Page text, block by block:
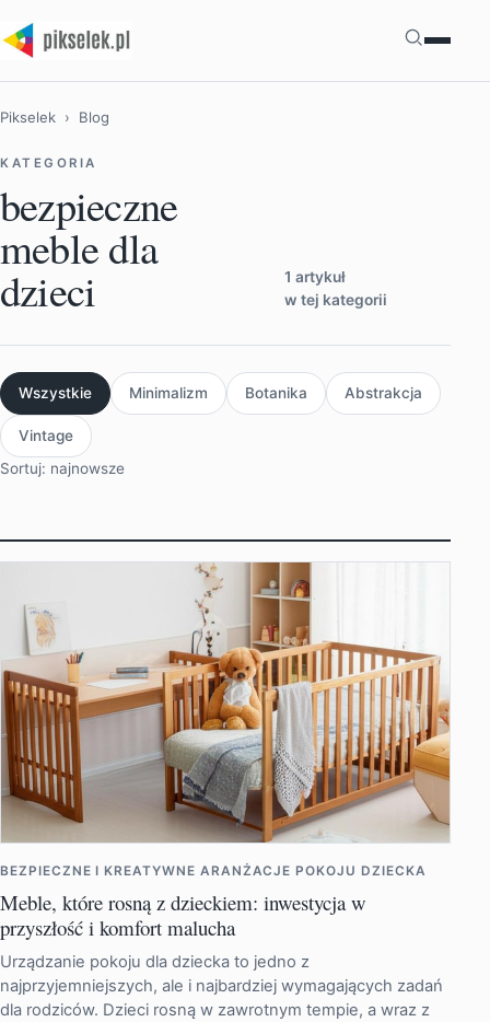
Szukaj
Pikselek › Blog
KATEGORIA
bezpieczne
meble dla
dzieci
1 artykuł
w tej kategorii
Wszystkie Minimalizm Botanika Abstrakcja
Vintage
Sortuj: najnowsze
BEZPIECZNE I KREATYWNE ARANŻACJE POKOJU DZIECKA
Meble, które rosną z dzieckiem: inwestycja w
przyszłość i komfort malucha
Urządzanie pokoju dla dziecka to jedno z
najprzyjemniejszych, ale i najbardziej wymagających zadań
dla rodziców. Dzieci rosną w zawrotnym tempie, a wraz z